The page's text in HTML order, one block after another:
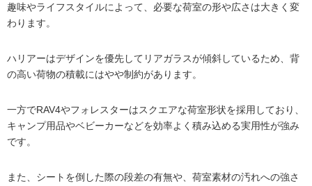
趣味やライフスタイルによって、必要な荷室の形や広さは大きく変
わります。
ハリアーはデザインを優先してリアガラスが傾斜しているため、背
の高い荷物の積載にはやや制約があります。
一方でRAV4やフォレスターはスクエアな荷室形状を採用しており、
キャンプ用品やベビーカーなどを効率よく積み込める実用性が強み
です。
また、シートを倒した際の段差の有無や、荷室素材の汚れへの強さ